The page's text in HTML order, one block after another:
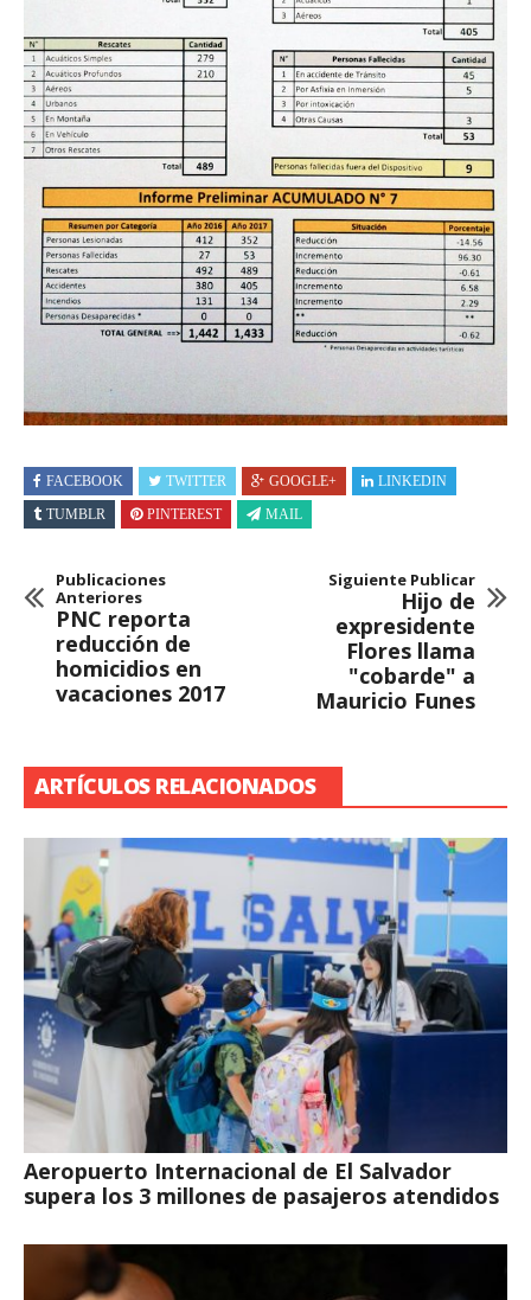
FACEBOOK TWITTER GOOGLE+
LINKEDIN
TUMBLR
PINTEREST MAIL
Publicaciones
Anteriores
PNC reporta
reducción de
homicidios en
vacaciones 2017
Siguiente Publicar
Hijo de
expresidente
Flores llama
"cobarde" a
Mauricio Funes
ARTÍCULOS RELACIONADOS
Aeropuerto Internacional de El Salvador
supera los 3 millones de pasajeros atendidos